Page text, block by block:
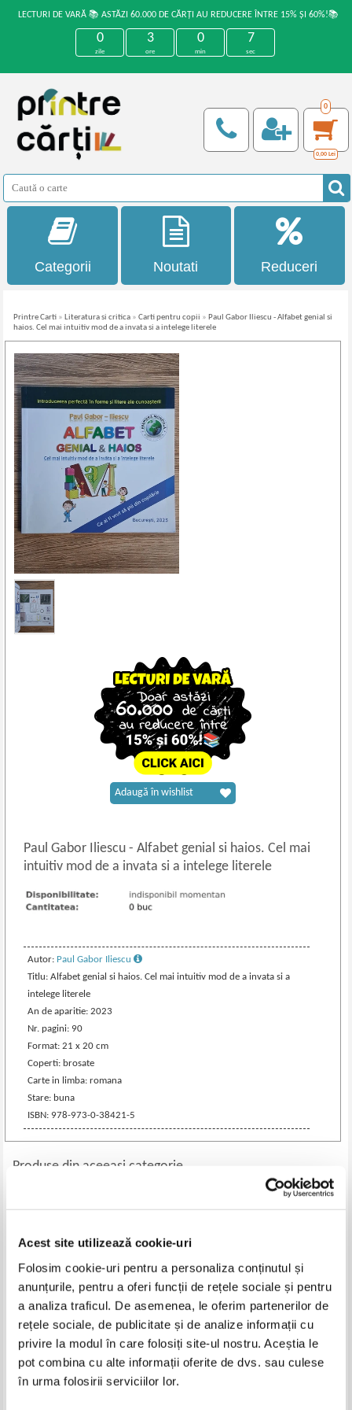
Acest site utilizează cookie-uri
Folosim cookie-uri pentru a personaliza conținutul și
anunțurile, pentru a oferi funcții de rețele sociale și pentru
a analiza traficul. De asemenea, le oferim partenerilor de
rețele sociale, de publicitate și de analize informații cu
privire la modul în care folosiți site-ul nostru. Aceștia le
pot combina cu alte informații oferite de dvs. sau culese
în urma folosirii serviciilor lor.
LECTURI DE VARĂ 📚 ASTĂZI 60.000 DE CĂRȚI AU REDUCERE ÎNTRE 15% ȘI 60%!📚
0
zile
3
ore
0
min
7
sec
0
0,00 Lei
Categorii Noutati Reduceri
Printre Carti » Literatura si critica »Carti pentru copii » Paul Gabor Iliescu - Alfabet genial si
haios. Cel mai intuitiv mod de a invata si a intelege literele
Paul Gabor Iliescu- Alfabet genial si haios. Cel mai
intuitiv mod de a invata si a intelege literele
Autor: Paul Gabor Iliescu
Titlu: Alfabet genial si haios. Cel mai intuitiv mod de a invata si a
intelege literele
An de aparitie: 2023
Nr. pagini: 90
Format: 21 x 20 cm
Coperti: brosate
Carte in limba: romana
Stare: buna
ISBN: 978-973-0-38421-5
Adaugă în wishlist
Produse din aceeasi categorie
Gian Luigi Berti - Basme si
povestiri din San Marino
The princess and the frog